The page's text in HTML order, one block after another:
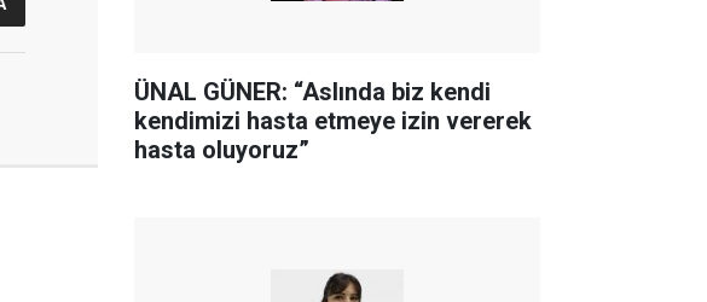
ÜNAL GÜNER: “Aslında biz kendi
kendimizi hasta etmeye izin vererek
hasta oluyoruz”